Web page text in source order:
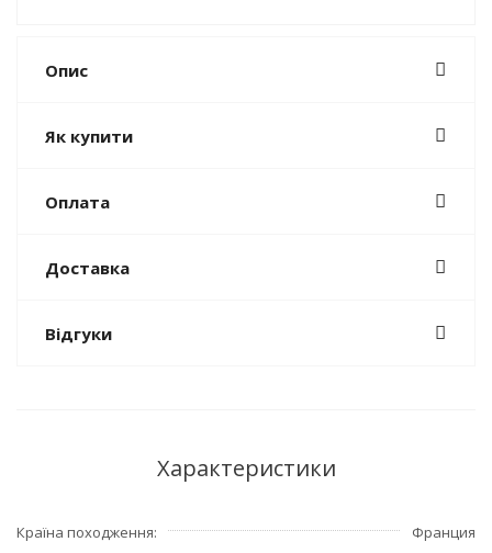
Опис
Як купити
Оплата
Доставка
Відгуки
Характеристики
Країна походження
Франция